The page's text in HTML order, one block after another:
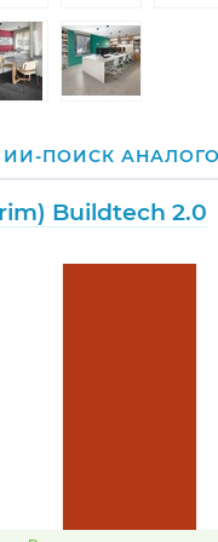
ИИ-ПОИСК
Buildtech 2.0